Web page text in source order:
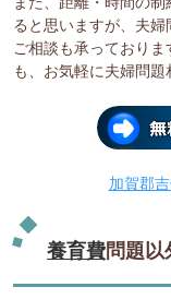
ると思いますが、夫
ご相談も承っており
も、お気軽に夫婦問題
加賀郡
養育費問題